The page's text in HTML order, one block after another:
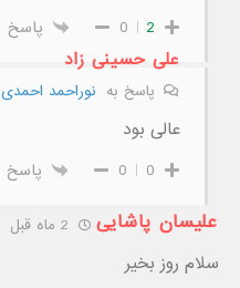
2
0 پاسخ
علی حسینی زاد
پاسخ بهنوراحمد احمدی
عالی بود
0
0 پاسخ
علیسان پاشایی
سلام روز بخیر